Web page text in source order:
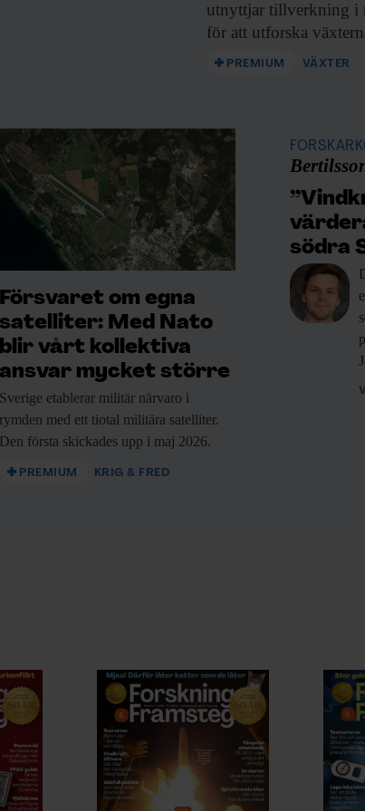
utnyttjar tillverkning i
för att utforska
PREMIUM VÄXTER
Försvaret om egna
satelliter: Med Nato
blir vårt kollektiva
ansvar mycket större
Sverige etablerar militär närvaro i
rymden med ett tiotal militära satelliter.
Den första skickades upp i maj 2026.
PREMIUM KRIG & FRED
södra